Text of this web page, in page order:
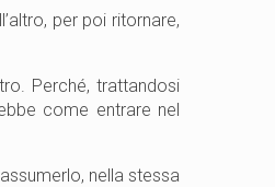
per poi ritornare,
Perché, trattandosi
come entrare nel
nella stessa